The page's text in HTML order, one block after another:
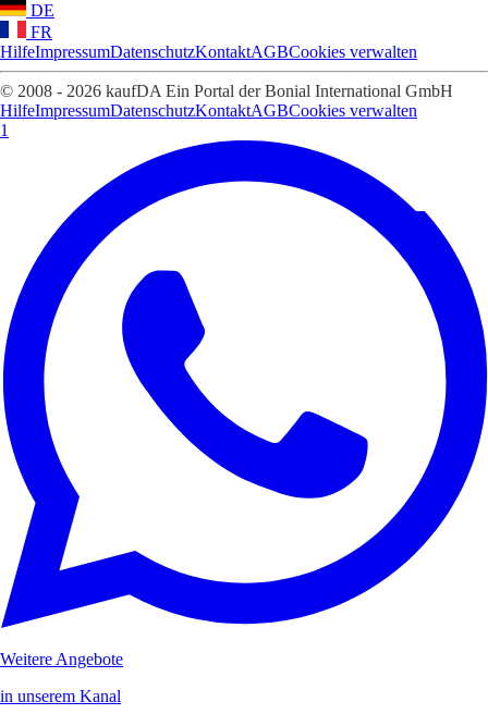
DE
FR
HilfeImpressumDatenschutzKontaktAGBCookies verwalten
© 2008 - 2026 kaufDA Ein Portal der Bonial International GmbH
HilfeImpressumDatenschutzKontaktAGBCookies verwalten
1
Weitere Angebote
in unserem Kanal